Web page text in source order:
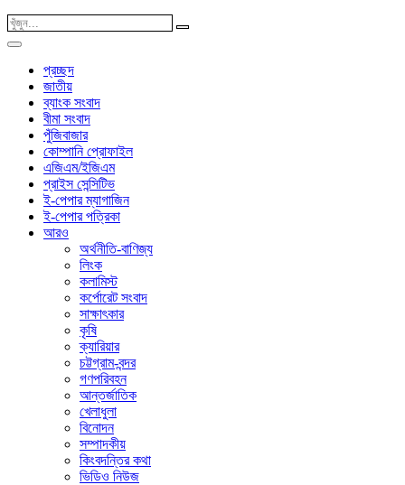
প্রচ্ছদ
জাতীয়
ব্যাংক সংবাদ
বীমা সংবাদ
পুঁজিবাজার
কোম্পানি প্রোফাইল
এজিএম/ইজিএম
প্রাইস সেন্সিটিভ
ই-পেপার ম্যাগাজিন
ই-পেপার পত্রিকা
আরও
অর্থনীতি-বাণিজ্য
লিংক
কলামিস্ট
কর্পোরেট সংবাদ
সাক্ষাৎকার
কৃষি
ক্যারিয়ার
চট্টগ্রাম-বন্দর
গণপরিবহন
আন্তর্জাতিক
খেলাধুলা
বিনোদন
সম্পাদকীয়
কিংবদন্তির কথা
ভিডিও নিউজ